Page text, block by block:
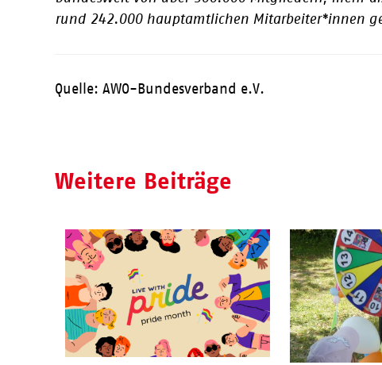
rund 242.000 hauptamtlichen Mitarbeiter*innen
Quelle: AWO-Bundesverband e.V.
Weitere Beiträge